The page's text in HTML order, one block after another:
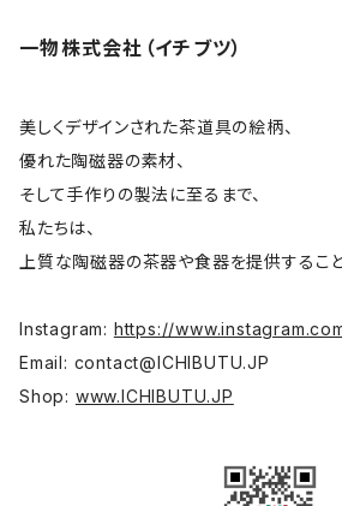
花器
皿
碗 鉢
台所
月立窯 中尾心啓
アサ佳
色原昌希
内田好美
一物株式会社（イチブツ）
美しくデザインされた茶道具の絵柄、
優れた陶磁器の素材、
そして手作りの製法に至るまで、
私たちは、
上質な陶磁器の茶器や食器を提供するこ
Instagram: https://
Email: contact@ICHIBUTU.JP
Shop: www.ICHIBUTU.JP